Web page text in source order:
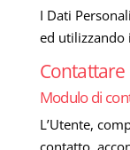
I Dati
ed utilizzando
Modulo di
L’Utente,
contatto,